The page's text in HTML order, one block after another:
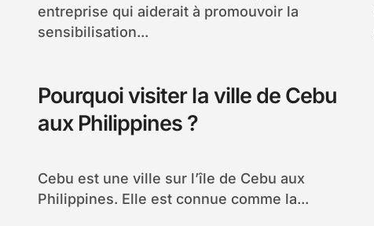
entreprise qui aiderait à promouvoir la
sensibilisation...
Pourquoi visiter la ville de Cebu
aux Philippines ?
Cebu est une ville sur l’île de Cebu aux
Philippines. Elle est connue comme la...